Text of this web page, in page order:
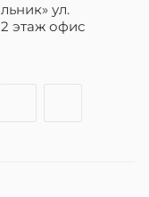
ул.
этаж офис